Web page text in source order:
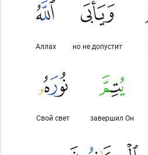
но не допустит
Аллах
завершил Он
Свой свет